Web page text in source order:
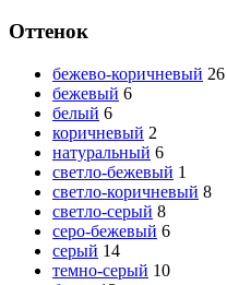
Оттенок
бежево-коричневый 26
бежевый 6
белый 6
коричневый 2
натуральный 6
светло-бежевый 1
светло-коричневый 8
светло-серый 8
серо-бежевый 6
серый 14
темно-серый 10